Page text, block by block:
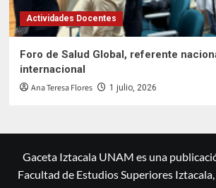
Actividades Docentes
Foro de Salud Global, referente
internacional
Ana Teresa Flores 1 julio, 2026
Gaceta Iztacala UNAM es una
Facultad de Estudios Superiores